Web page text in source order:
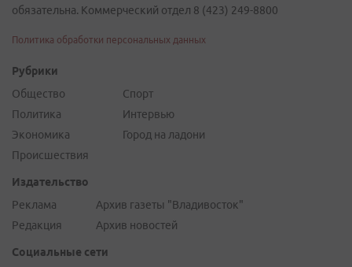
обязательна. Коммерческий отдел 8 (423) 249-8800
Политика обработки персональных данных
Рубрики
Общество
Политика
Экономика
Происшествия
Спорт
Интервью
Город на ладони
Издательство
Реклама
Редакция
Архив газеты "Владивосток"
Архив новостей
Социальные сети